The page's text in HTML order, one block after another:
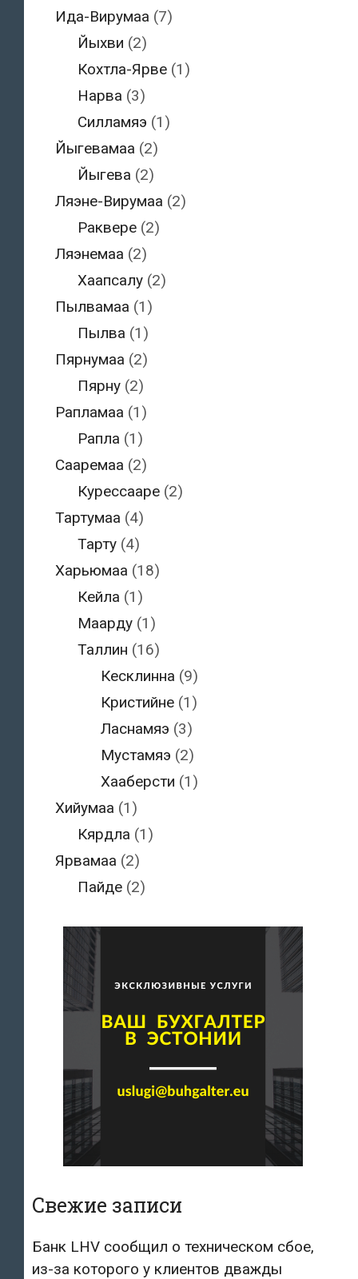
Ида-Вирумаа (7)
Йыхви (2)
Кохтла-Ярве (1)
Нарва (3)
Силламяэ (1)
Йыгевамаа (2)
Йыгева (2)
Ляэне-Вирумаа (2)
Раквере (2)
Ляэнемаа (2)
Хаапсалу (2)
Пылвамаа (1)
Пылва (1)
Пярнумаа (2)
Пярну (2)
Рапламаа (1)
Рапла (1)
Сааремаа (2)
Курессааре (2)
Тартумаа (4)
Тарту (4)
Харьюмаа (18)
Кейла (1)
Маарду (1)
Таллин (16)
Кесклинна (9)
Кристийне(1)
Ласнамяэ (3)
Мустамяэ (2)
Хааберсти (1)
Хийумаа (1)
Кярдла (1)
Ярвамаа (2)
Пайде (2)
Свежие записи
Банк LHV сообщил о техническом сбое,
из-за которого у клиентов дважды